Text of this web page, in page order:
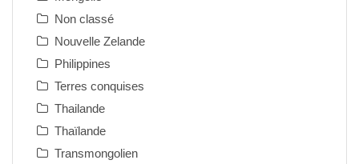
Non classé
Nouvelle Zelande
Philippines
Terres conquises
Thailande
Thaïlande
Transmongolien